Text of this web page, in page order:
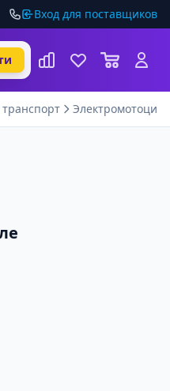
Вход для поставщиков